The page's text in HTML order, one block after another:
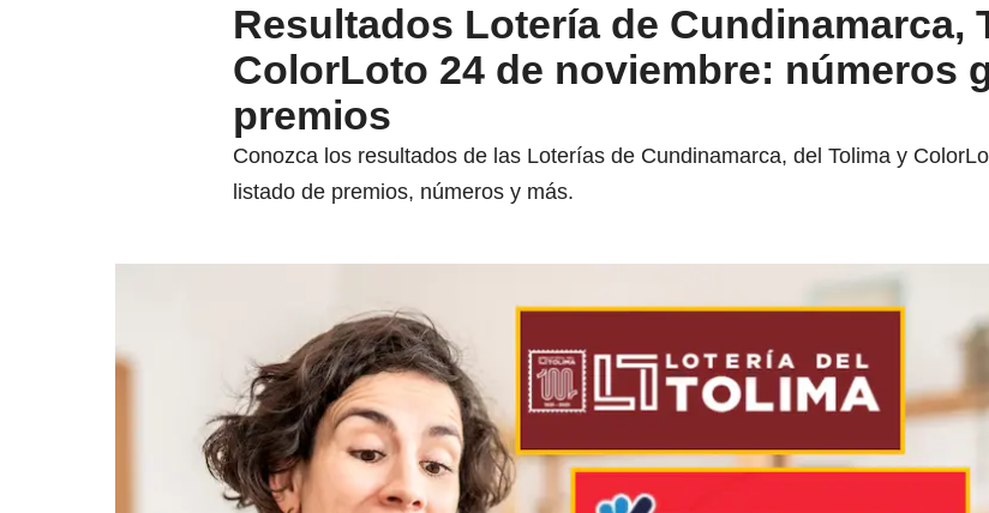
Resultados Lotería de Cundinamarca,
ColorLoto 24 de noviembre: números
premios
Conozca los resultados de las Loterías de Cundinamarca, del Tolima y
listado de premios, números y más.